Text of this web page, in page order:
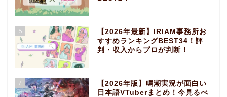
6
【2026年最新】IRIAM事務所お
すすめランキングBEST34！評
判・収入からプロが判断！
7
【2026年版】鳴潮実況が面白い
日本語VTuberまとめ！今見るべ